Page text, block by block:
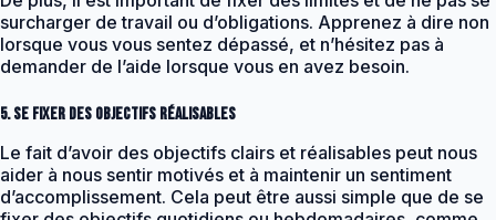
surcharger de travail ou d’obligations. Apprenez à dire non
lorsque vous vous sentez dépassé, et n’hésitez pas à
demander de l’aide lorsque vous en avez besoin.
5. Se fixer des objectifs réalisables
Le fait d’avoir des objectifs clairs et réalisables peut nous
aider à nous sentir motivés et à maintenir un sentiment
d’accomplissement. Cela peut être aussi simple que de se